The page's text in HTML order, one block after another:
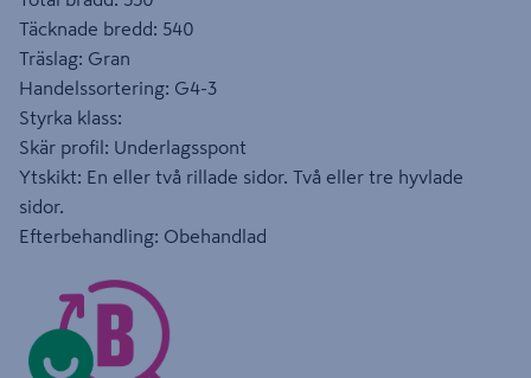
Täcknade bredd: 540
Träslag: Gran
Handelssortering: G4-3
Styrka klass:
Skär profil: Underlagsspont
Ytskikt: En eller två rillade sidor. Två eller tre hyvlade
sidor.
Efterbehandling: Obehandlad